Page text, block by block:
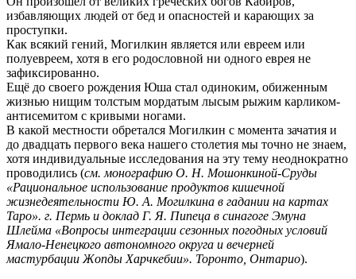
избавляющих людей от бед и опасностей и карающих за
проступки.
Как всякий гений, Могилкин является или евреем или
полуевреем, хотя в его родословной ни одного еврея не
зафиксированно.
Ещё до своего рождения Юша стал одиноким, обиженным
жизнью нищим толстым мордатым лысым рыжим карликом-
антисемитом с кривыми ногами.
В какой местности обретался Могилкин с момента зачатия и
до двадцать первого века нашего столетия мы точно не знаем,
хотя индивидуальные исследования на эту тему неоднократно
проводились (см. монографию О. Н. Мошонкиной-Сруды
«Рациональное использование продуктов кишечной
жизнедеятельности Ю. А. Могилкина в гадании на картах
Таро». г. Пермь и доклад Г. Я. Пипеца в синагоге Эмуна
Шлейма «Вопросы интеграции сезонных погодных условий
Ямало-Ненецкого автономного округа и вечерней
мастурбации Жопды Харчкебии». Торонто, Онтарио).